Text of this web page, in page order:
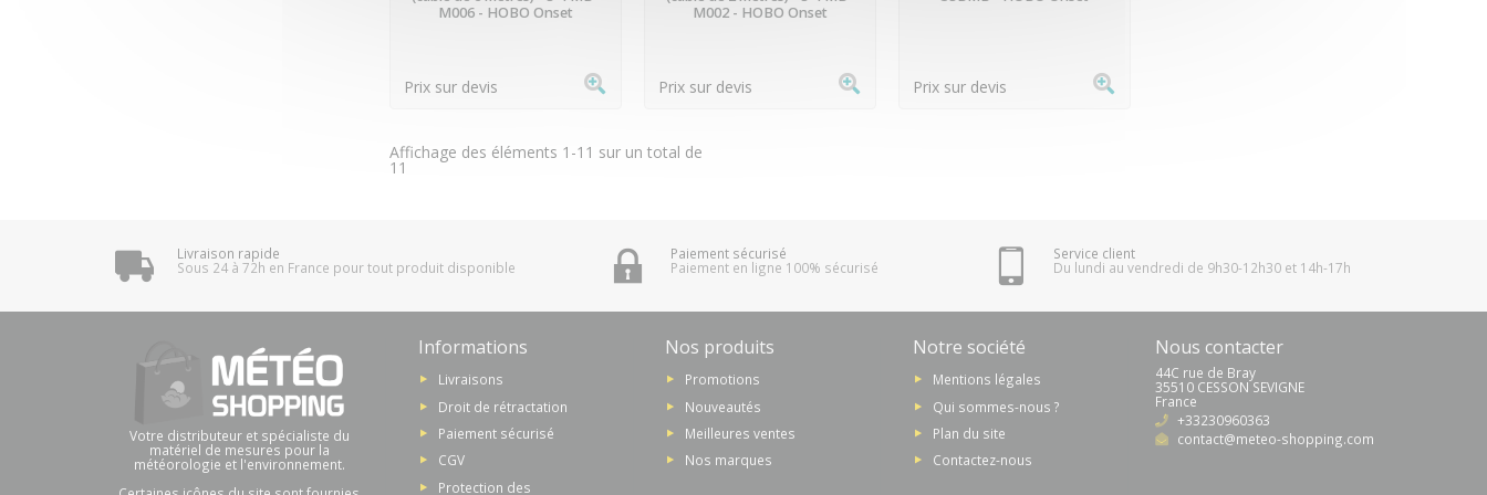
M006 - HOBO Onset
Prix sur devis
M002 - HOBO Onset
Prix sur devis Prix sur devis
Affichage des éléments 1-11 sur un total de
11
Livraison rapide
Sous 24 à 72h en France pour tout produit disponible
Paiement sécurisé
Paiement en ligne 100% sécurisé
Service client
Du lundi au vendredi de 9h30-12h30 et 14h-17h
Votre distributeur et spécialiste du
matériel de mesures pour la
météorologie et l'environnement.
Informations
Livraisons
Droit de rétractation
Paiement sécurisé
CGV
Protection des
Nos produits
Promotions
Nouveautés
Meilleures ventes
Nos marques
Notre société
Mentions légales
Qui sommes-nous ?
Plan du site
Contactez-nous
Nous contacter
44C rue de Bray
35510 CESSON SEVIGNE
France
+33230960363
contact@meteo-shopping.com